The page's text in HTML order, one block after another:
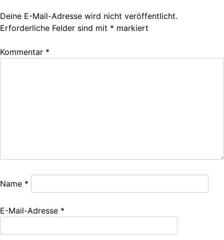
Deine E-Mail-Adresse wird nicht veröffentlicht.
Erforderliche Felder sind mit * markiert
Kommentar *
Name *
E-Mail-Adresse *